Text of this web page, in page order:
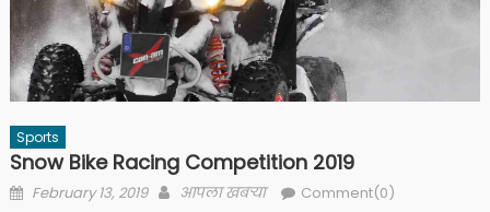
Sports
Snow Bike Racing Competition 2019
Posted
February 13, 2019 Author
आपला खबऱ्या Comment(0)